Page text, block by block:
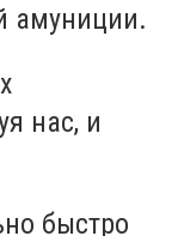
амуниции.
нас, и
быстро